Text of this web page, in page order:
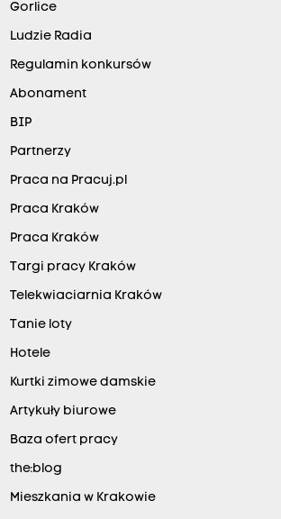
Gorlice
Ludzie Radia
Regulamin konkursów
Abonament
BIP
Partnerzy
Praca na Pracuj.pl
Praca Kraków
Praca Kraków
Targi pracy Kraków
Telekwiaciarnia Kraków
Tanie loty
Hotele
Kurtki zimowe damskie
Artykuły biurowe
Baza ofert pracy
the:blog
Mieszkania w Krakowie